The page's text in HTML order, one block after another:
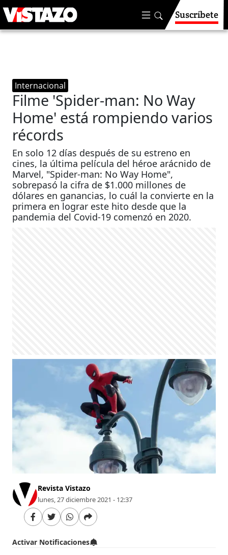
Suscríbete
Internacional
Filme 'Spider-man: No Way
Home' está rompiendo varios
récords
En solo 12 días después de su estreno en
cines, la última película del héroe arácnido de
Marvel, "Spider-man: No Way Home",
sobrepasó la cifra de $1.000 millones de
dólares en ganancias, lo cuál la convierte en la
primera en lograr este hito desde que la
pandemia del Covid-19 comenzó en 2020.
Revista Vistazo
lunes, 27 diciembre 2021 - 12:37
Activar Notificaciones